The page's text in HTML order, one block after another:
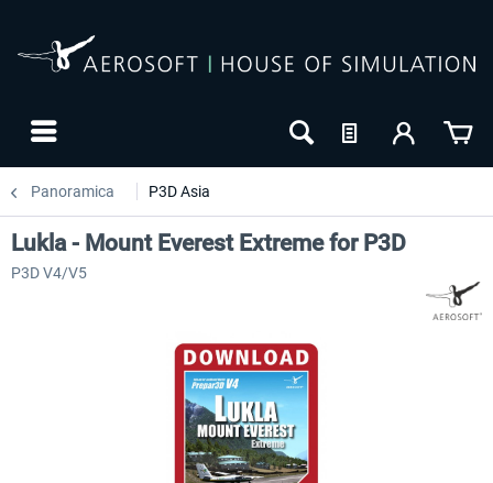
Panoramica P3D Asia
Lukla - Mount Everest Extreme for P3D
P3D V4/V5